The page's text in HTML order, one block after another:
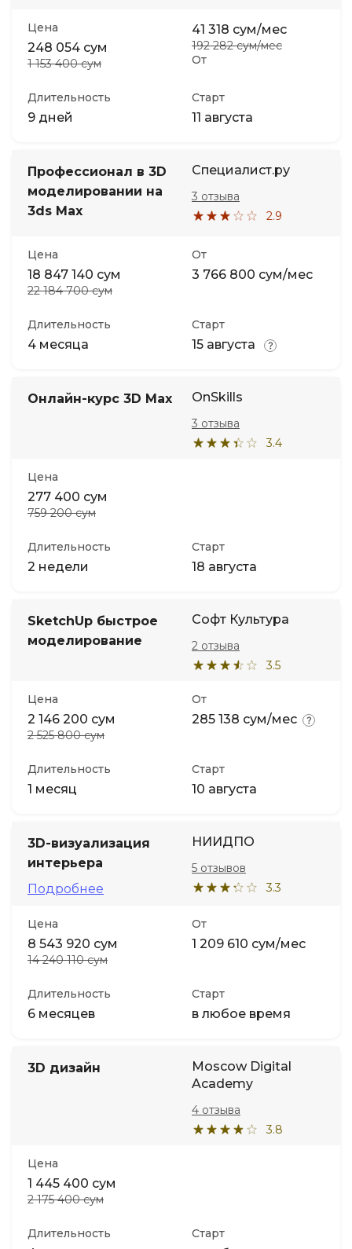
Цена
248 054 сум
1 153 400 сум От
41 318 сум/мес
192 282 сум/мес
Длительность
9 дней
Старт
11 августа
Профессионал в 3D
моделировании на
3ds Max
Специалист.ру
2.9
3 отзыва
Цена
18 847 140 сум
22 184 700 сум
От
3 766 800 сум/мес
Длительность
4 месяца
Старт
15 августа
Онлайн-курс 3D Max OnSkills
3.4
3 отзыва
Цена
277 400 сум
759 200 сум
Длительность
2 недели
Старт
18 августа
SketchUp быстрое
моделирование
Софт Культура
3.5
2 отзыва
Цена
2 146 200 сум
2 525 800 сум
От
285 138 сум/мес
Длительность
1 месяц
Старт
10 августа
3D-визуализация
интерьера
Подробнее
НИИДПО
3.3
5 отзывов
Цена
8 543 920 сум
14 240 110 сум
От
1 209 610 сум/мес
Длительность
6 месяцев
Старт
в любое время
3D дизайн
Moscow Digital
Academy
3.8
4 отзыва
Цена
1 445 400 сум
2 175 400 сум
Длительность Старт